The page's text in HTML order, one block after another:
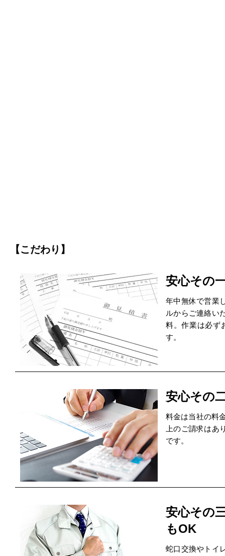
【こだわり】
安心その
年中無休で営業
ルからご連絡い
料。作業は必ず
す。
安心その
料金は当社の料
上のご請求はあ
です。
安心その
もOK
蛇口交換やトイ